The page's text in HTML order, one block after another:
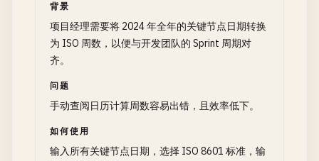
背景
项目经理需要将 2024 年全年的关键节点日期转换
为 ISO 周数，以便与开发团队的 Sprint 周期对
齐。
问题
手动查阅日历计算周数容易出错，且效率低下。
如何使用
输入所有关键节点日期，选择 ISO 8601 标准，输